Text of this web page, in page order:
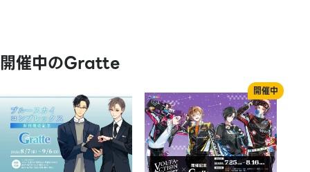
開催中のGratte